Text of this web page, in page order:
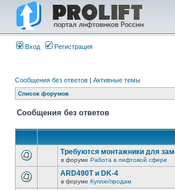
Вход Регистрация
Сообщения без ответов | Активные темы
Список форумов
Сообщения без ответов
Требуются монтажники для
в форуме Работа в лифтовой сфере
ARD490T и DK-4
в форуме Куплю/продам